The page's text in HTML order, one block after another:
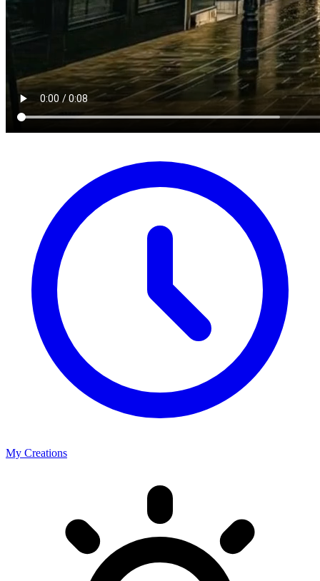
My Creations